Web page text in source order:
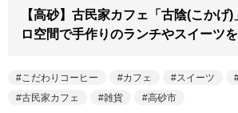
【高砂】古民家カフェ「古陰(こかげ
ロ空間で手作りのランチやスイーツ
こだわりコーヒー カフェ スイーツ
古民家カフェ
雑貨 高砂市